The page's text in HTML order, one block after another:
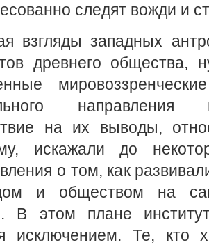
следят вожди и
взгляды западных
древнего общества,
направления
на их выводы,
искажали до
о том, как
и обществом на
В этом плане
исключением. Те, кто